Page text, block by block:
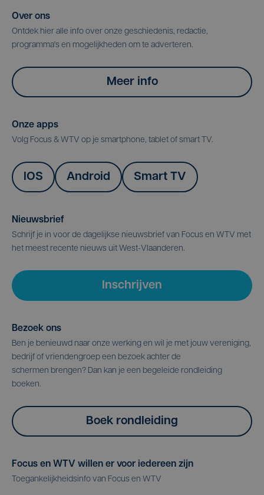
Over ons
Ontdek hier alle info over onze geschiedenis, redactie,
programma's en mogelijkheden om te adverteren.
Meer info
Onze apps
Volg Focus & WTV op je smartphone, tablet of smart TV.
IOS Android Smart TV
Nieuwsbrief
Schrijf je in voor de dagelijkse nieuwsbrief van Focus en WTV met
het meest recente nieuws uit West-Vlaanderen.
Inschrijven
Bezoek ons
Ben je benieuwd naar onze werking en wil je met jouw vereniging,
bedrijf of vriendengroep een bezoek achter de
schermen brengen? Dan kan je een begeleide rondleiding
boeken.
Boek rondleiding
Focus en WTV willen er voor iedereen zijn
Toegankelijkheidsinfo van Focus en WTV